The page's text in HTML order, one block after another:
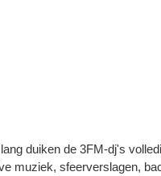
duiken de 3FM-dj's
muziek, sfeerverslagen,